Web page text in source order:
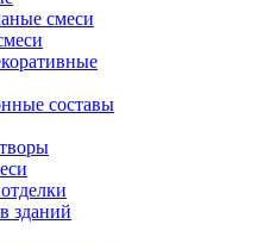
смеси
составы
зданий